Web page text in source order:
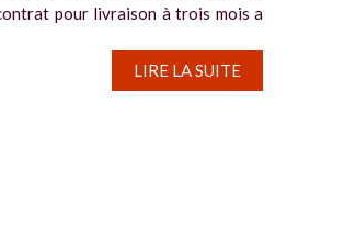
pour livraison à trois mois a
LIRE LA SUITE